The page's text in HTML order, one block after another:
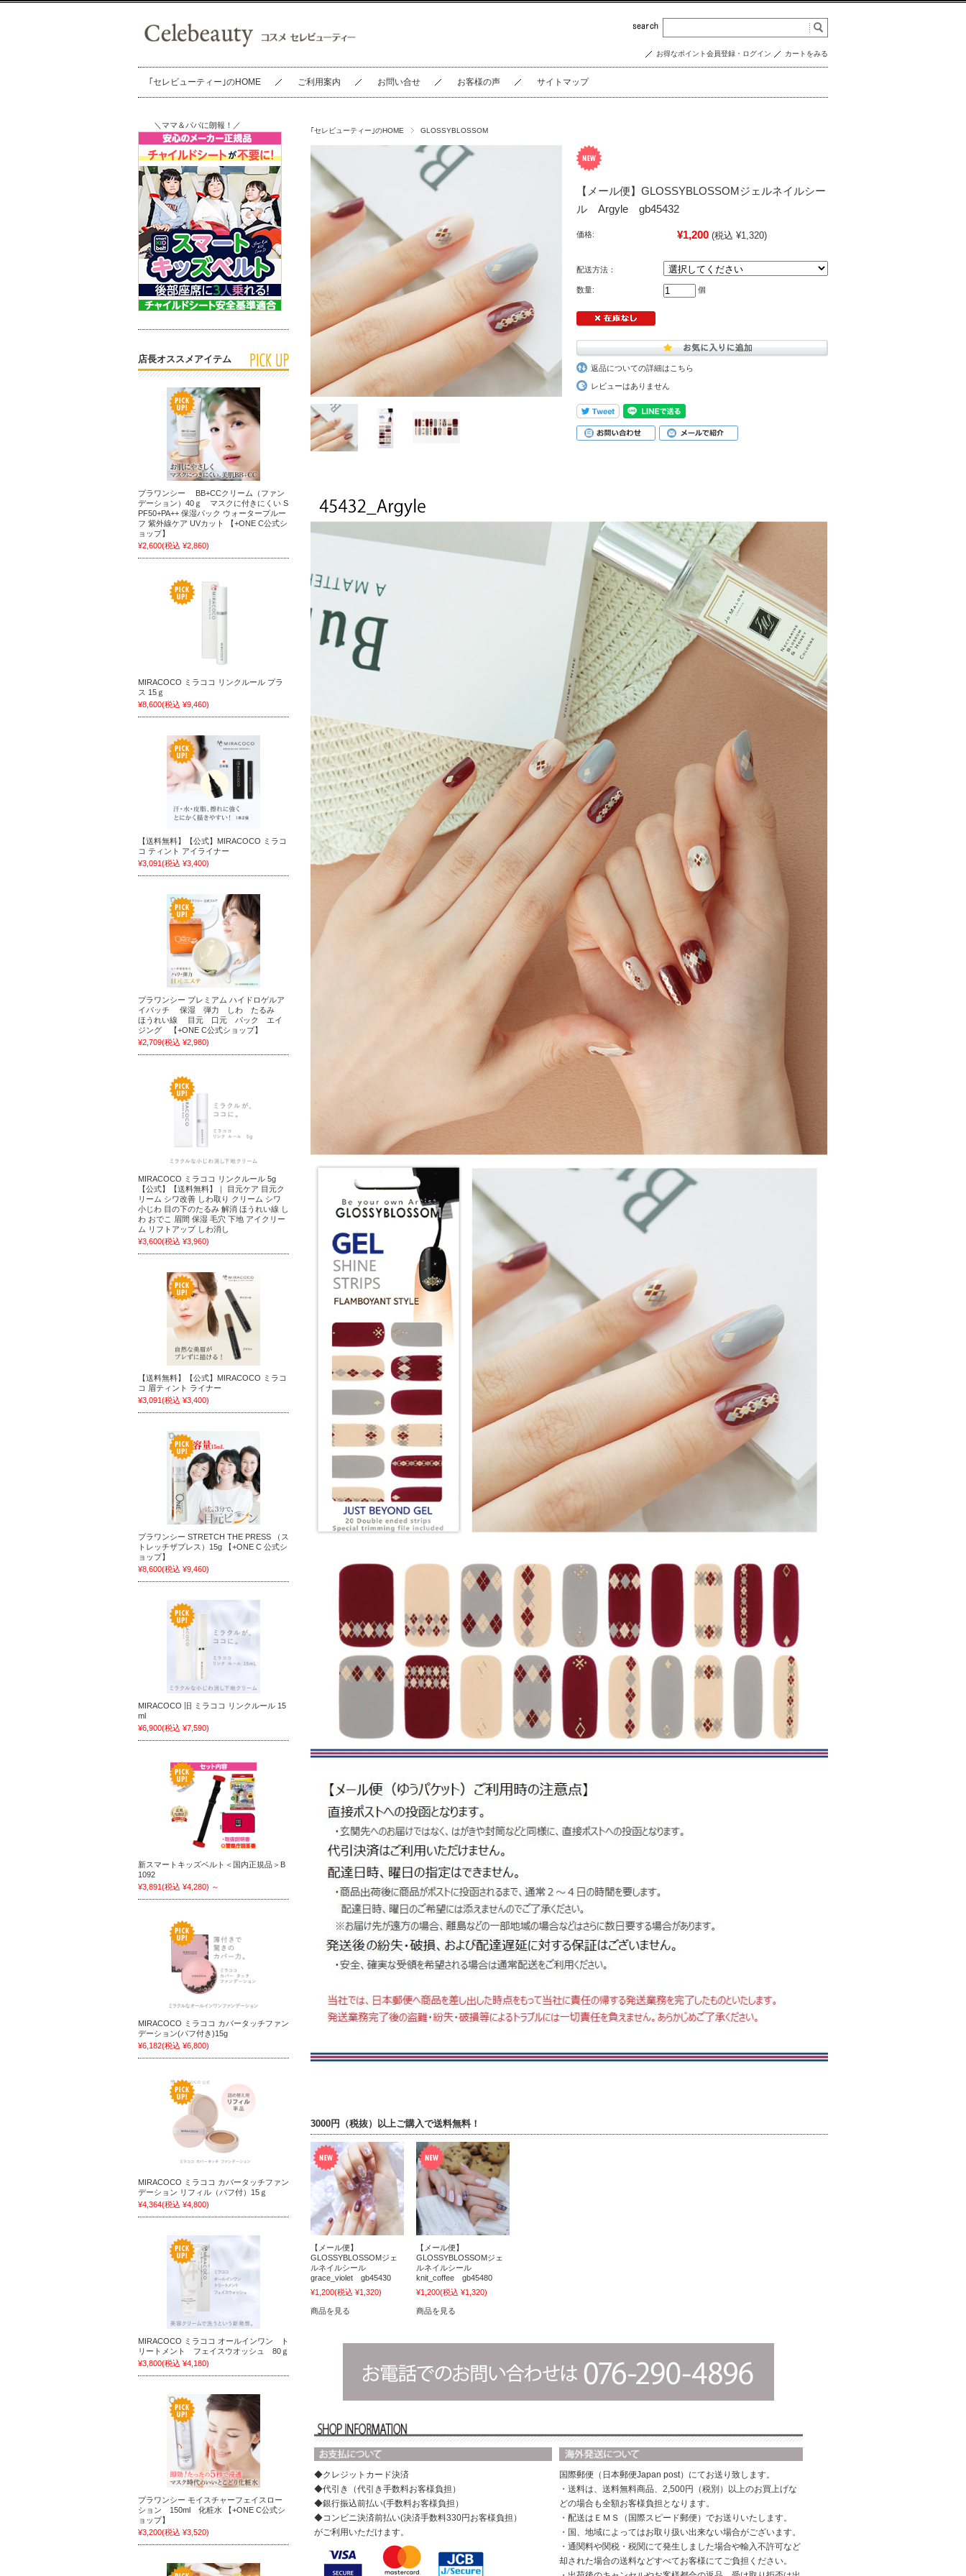
お得なポイント会員登録・ログイン カートをみる
｢セレビューティー｣のHOME ご利用案内 お問い合せ お客様の声 サイトマップ
｢セレビューティー｣のHOME GLOSSYBLOSSOM
【メール便】GLOSSYBLOSSOMジェルネイルシー
ル Argyle gb45432
価格: ¥1,200 (税込 ¥1,320)
配送方法：
数量: 個
返品についての詳細はこちら
レビューはありません
3000円（税抜）以上ご購入で送料無料！
【メール便】
GLOSSYBLOSSOMジェ
ルネイルシール
grace_violet gb45430
¥1,200(税込 ¥1,320)
商品を見る
【メール便】
GLOSSYBLOSSOMジェ
ルネイルシール
knit_coffee gb45480
¥1,200(税込 ¥1,320)
商品を見る
◆クレジットカード決済
◆代引き（代引き手数料お客様負担）
◆銀行振込前払い(手数料お客様負担）
◆コンビニ決済前払い(決済手数料330円お客様負担）
がご利用いただけます。
国際郵便（日本郵便Japan post）にてお送り致します。
・送料は、送料無料商品、2,500円（税別）以上のお買上げな
どの場合も全額お客様負担となります。
・配送はＥＭＳ（国際スピード郵便）でお送りいたします。
・国、地域によってはお取り扱い出来ない場合がございます。
・通関料や関税・税関にて発生しました場合や輸入不許可など
却された場合の送料などすべてお客様にてご負担ください。
＼ママ＆パパに朗報！／
店長オススメアイテム
プラワンシー BB+CCクリーム（ファン
デーション）40ｇ マスクに付きにくい S
PF50+PA++ 保湿パック ウォータープルー
フ 紫外線ケア UVカット 【+ONE C公式シ
ョップ】
¥2,600(税込 ¥2,860)
MIRACOCO ミラココ リンクルール プラ
ス 15ｇ
¥8,600(税込 ¥9,460)
【送料無料】【公式】MIRACOCO ミラコ
コ ティント アイライナー
¥3,091(税込 ¥3,400)
プラワンシー プレミアム ハイドロゲルア
イパッチ 保湿 弾力 しわ たるみ
ほうれい線 目元 口元 パック エイ
ジング 【+ONE C公式ショップ】
¥2,709(税込 ¥2,980)
MIRACOCO ミラココ リンクルール 5g
【公式】【送料無料】｜ 目元ケア 目元ク
リーム シワ改善 しわ取り クリーム シワ
小じわ 目の下のたるみ 解消 ほうれい線 し
わ おでこ 眉間 保湿 毛穴 下地 アイクリー
ム リフトアップ しわ消し
¥3,600(税込 ¥3,960)
【送料無料】【公式】MIRACOCO ミラコ
コ 眉ティント ライナー
¥3,091(税込 ¥3,400)
プラワンシー STRETCH THE PRESS （ス
トレッチザプレス）15g 【+ONE C 公式シ
ョップ】
¥8,600(税込 ¥9,460)
MIRACOCO 旧 ミラココ リンクルール 15
ml
¥6,900(税込 ¥7,590)
新スマートキッズベルト＜国内正規品＞B
1092
¥3,891(税込 ¥4,280) ～
MIRACOCO ミラココ カバータッチファン
デーション(パフ付き)15g
¥6,182(税込 ¥6,800)
MIRACOCO ミラココ カバータッチファン
デーション リフィル（パフ付）15ｇ
¥4,364(税込 ¥4,800)
MIRACOCO ミラココ オールインワン ト
リートメント フェイスウオッシュ 80ｇ
¥3,800(税込 ¥4,180)
プラワンシー モイスチャーフェイスロー
ション 150ml 化粧水 【+ONE C公式シ
ョップ】
¥3,200(税込 ¥3,520)